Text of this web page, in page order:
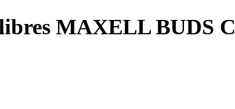
MAXELL BUDS C